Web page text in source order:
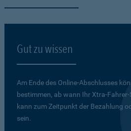
Gut zu wissen
Am Ende des Online-Abschlusses
bestimmen, ab wann Ihr Xtra-
kann zum Zeitpunkt der Bezahlung
sein.